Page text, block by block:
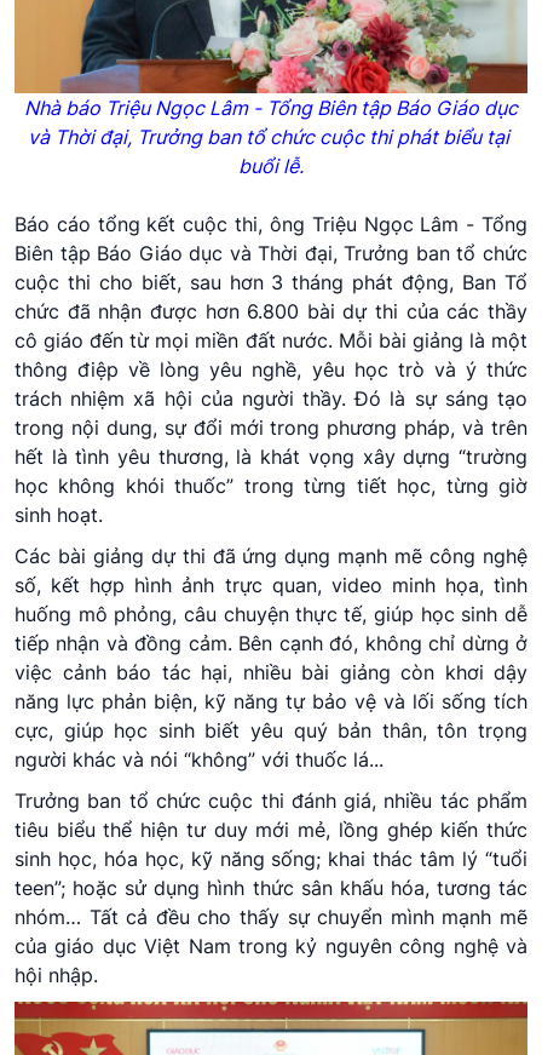
Nhà báo Triệu Ngọc Lâm - Tổng Biên tập Báo Giáo dục
và Thời đại, Trưởng ban tổ chức cuộc thi phát biểu tại
buổi lễ.
Báo cáo tổng kết cuộc thi, ông Triệu Ngọc Lâm - Tổng
Biên tập Báo Giáo dục và Thời đại, Trưởng ban tổ chức
cuộc thi cho biết, sau hơn 3 tháng phát động, Ban Tổ
chức đã nhận được hơn 6.800 bài dự thi của các thầy
cô giáo đến từ mọi miền đất nước. Mỗi bài giảng là một
thông điệp về lòng yêu nghề, yêu học trò và ý thức
trách nhiệm xã hội của người thầy. Đó là sự sáng tạo
trong nội dung, sự đổi mới trong phương pháp, và trên
hết là tình yêu thương, là khát vọng xây dựng “trường
học không khói thuốc” trong từng tiết học, từng giờ
sinh hoạt.
Các bài giảng dự thi đã ứng dụng mạnh mẽ công nghệ
số, kết hợp hình ảnh trực quan, video minh họa, tình
huống mô phỏng, câu chuyện thực tế, giúp học sinh dễ
tiếp nhận và đồng cảm. Bên cạnh đó, không chỉ dừng ở
việc cảnh báo tác hại, nhiều bài giảng còn khơi dậy
năng lực phản biện, kỹ năng tự bảo vệ và lối sống tích
cực, giúp học sinh biết yêu quý bản thân, tôn trọng
người khác và nói “không” với thuốc lá...
Trưởng ban tổ chức cuộc thi đánh giá, nhiều tác phẩm
tiêu biểu thể hiện tư duy mới mẻ, lồng ghép kiến thức
sinh học, hóa học, kỹ năng sống; khai thác tâm lý “tuổi
teen”; hoặc sử dụng hình thức sân khấu hóa, tương tác
nhóm… Tất cả đều cho thấy sự chuyển mình mạnh mẽ
của giáo dục Việt Nam trong kỷ nguyên công nghệ và
hội nhập.